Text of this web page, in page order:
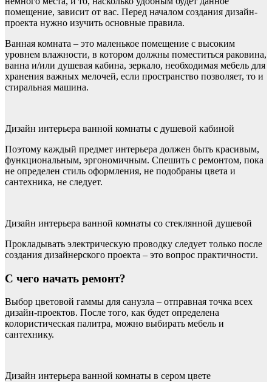
помещение, зависит от вас. Перед началом создания дизайн-
проекта нужно изучить основные правила.
Ванная комната – это маленькое помещение с высоким
уровнем влажности, в котором должны поместиться раковина,
ванна и/или душевая кабина, зеркало, необходимая мебель для
хранения важных мелочей, если пространство позволяет, то и
стиральная машина.
Дизайн интерьера ванной комнаты с душевой кабиной
Поэтому каждый предмет интерьера должен быть красивым,
функциональным, эргономичным. Спешить с ремонтом, пока
не определен стиль оформления, не подобраны цвета и
сантехника, не следует.
Дизайн интерьера ванной комнаты со стеклянной душевой
Прокладывать электрическую проводку следует только после
создания дизайнерского проекта – это вопрос практичности.
С чего начать ремонт?
Выбор цветовой гаммы для санузла – отправная точка всех
дизайн-проектов. После того, как будет определена
колористическая палитра, можно выбирать мебель и
сантехнику.
Дизайн интерьера ванной комнаты в сером цвете